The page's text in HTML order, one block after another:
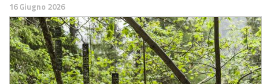
16 Giugno 2026